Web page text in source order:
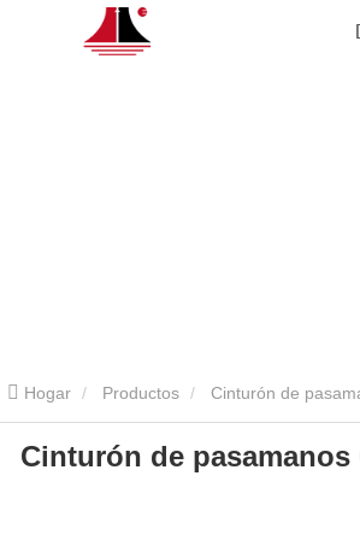
Hogar Productos Cinturón de
mecánicas Cinturón de pasamanos OTIS
Cinturón de pasamanos